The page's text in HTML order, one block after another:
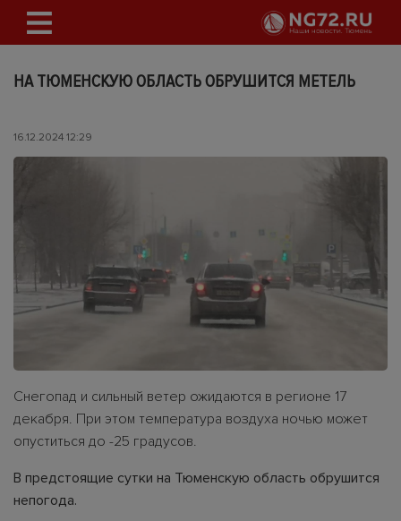
НА ТЮМЕНСКУЮ ОБЛАСТЬ ОБРУШИТСЯ МЕТЕЛЬ
16.12.2024 12:29
Снегопад и сильный ветер ожидаются в регионе 17
декабря. При этом температура воздуха ночью может
опуститься до -25 градусов.
В предстоящие сутки на Тюменскую область обрушится
непогода.